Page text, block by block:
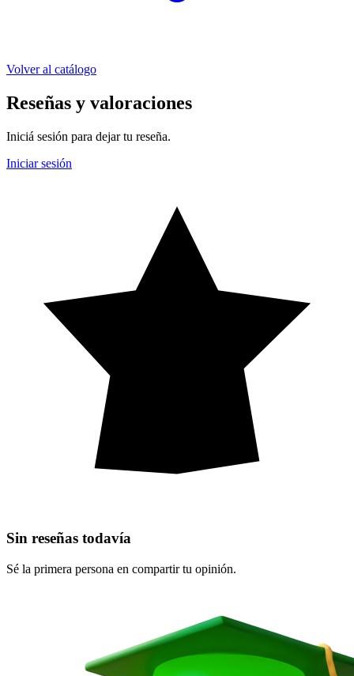
Volver al catálogo
Reseñas y valoraciones
Iniciá sesión para dejar tu reseña.
Iniciar sesión
Sin reseñas todavía
Sé la primera persona en compartir tu opinión.